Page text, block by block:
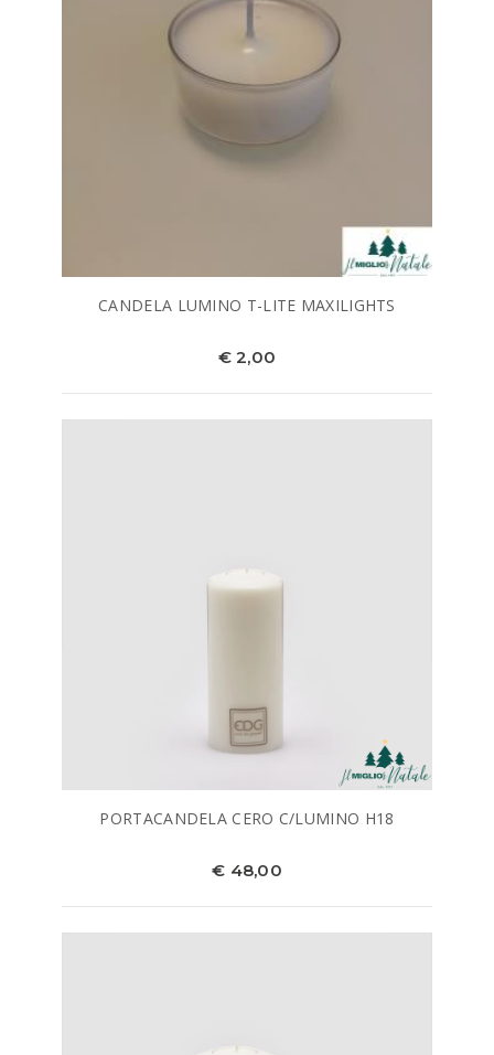
CANDELA LUMINO T-LITE MAXILIGHTS
€ 2,00
PORTACANDELA CERO C/LUMINO H18
€ 48,00